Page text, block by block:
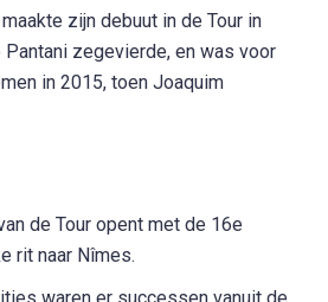
zijn debuut in de Tour in
Pantani zegevierde, en was voor
in 2015, toen Joaquim
de Tour opent met de 16e
rit naar Nîmes.